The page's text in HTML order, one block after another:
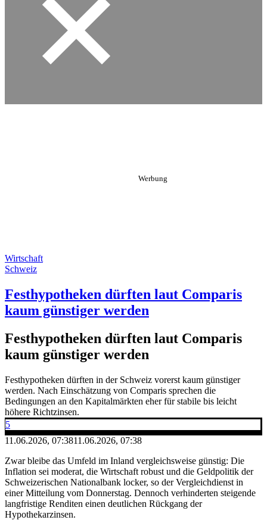
Wirtschaft
Schweiz
Festhypotheken dürften laut Comparis
kaum günstiger werden
Festhypotheken dürften laut Comparis
kaum günstiger werden
Festhypotheken dürften in der Schweiz vorerst kaum günstiger
werden. Nach Einschätzung von Comparis sprechen die
Bedingungen an den Kapitalmärkten eher für stabile bis leicht
höhere Richtzinsen.
5
11.06.2026, 07:3811.06.2026, 07:38
Zwar bleibe das Umfeld im Inland vergleichsweise günstig: Die
Inflation sei moderat, die Wirtschaft robust und die Geldpolitik der
Schweizerischen Nationalbank locker, so der Vergleichdienst in
einer Mitteilung vom Donnerstag. Dennoch verhinderten steigende
langfristige Renditen einen deutlichen Rückgang der
Hypothekarzinsen.